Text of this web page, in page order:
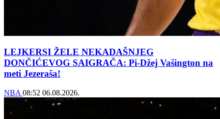
LEJKERSI ŽELE NEKADAŠNJEG
DONČIĆEVOG SAIGRAČA: Pi-Džej Vašington na
meti Jezeraša!
NBA 08:52 06.08.2026.